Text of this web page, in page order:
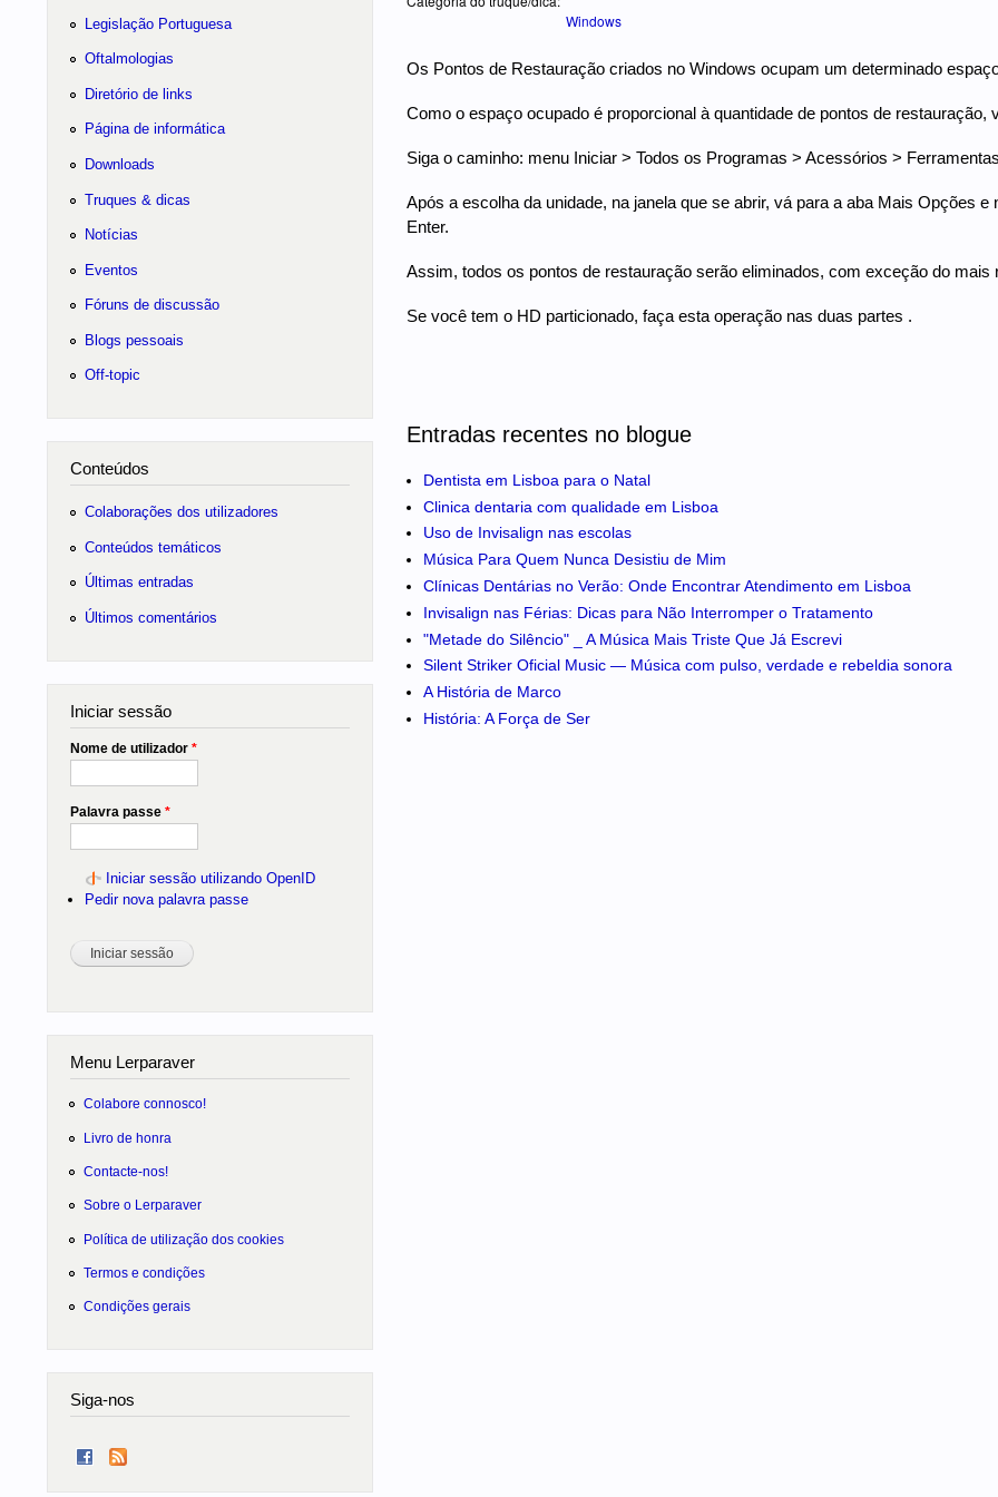
Windows
Os Pontos de Restauração criados no Windows ocupam um determinado
Como o espaço ocupado é proporcional à quantidade de pontos de restauração,
Siga o caminho: menu Iniciar > Todos os Programas > Acessórios >
Após a escolha da unidade, na janela que se abrir, vá para a aba Mais Opções
Enter.
Assim, todos os pontos de restauração serão eliminados, com exceção do mais
Se você tem o HD particionado, faça esta operação nas duas partes .
Entradas recentes no blogue
Dentista em Lisboa para o Natal
Clinica dentaria com qualidade em Lisboa
Uso de Invisalign nas escolas
Música Para Quem Nunca Desistiu de Mim
Clínicas Dentárias no Verão: Onde Encontrar Atendimento em Lisboa
Invisalign nas Férias: Dicas para Não Interromper o Tratamento
"Metade do Silêncio" _ A Música Mais Triste Que Já Escrevi
Silent Striker Oficial Music — Música com pulso, verdade e rebeldia sonora
A História de Marco
História: A Força de Ser
Legislação Portuguesa
Oftalmologias
Diretório de links
Página de informática
Downloads
Truques & dicas
Notícias
Eventos
Fóruns de discussão
Blogs pessoais
Off-topic
Conteúdos
Colaborações dos utilizadores
Conteúdos temáticos
Últimas entradas
Últimos comentários
Iniciar sessão
Nome de utilizador *
Palavra passe *
Iniciar sessão utilizando OpenID
Pedir nova palavra passe
Menu Lerparaver
Colabore connosco!
Livro de honra
Contacte-nos!
Sobre o Lerparaver
Política de utilização dos cookies
Termos e condições
Condições gerais
Siga-nos